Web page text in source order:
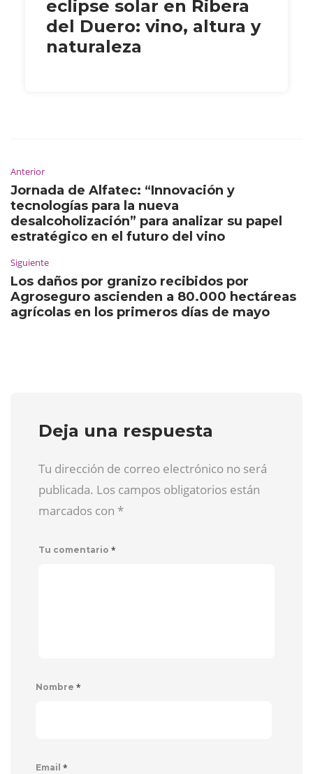
eclipse solar en Ribera
del Duero: vino, altura y
naturaleza
Anterior
Jornada de Alfatec: “Innovación y
tecnologías para la nueva
desalcoholización” para analizar su papel
estratégico en el futuro del vino
Siguiente
Los daños por granizo recibidos por
Agroseguro ascienden a 80.000 hectáreas
agrícolas en los primeros días de mayo
Deja una respuesta
Tu dirección de correo electrónico no será
publicada. Los campos obligatorios están
marcados con *
Tu comentario *
Nombre *
Email *